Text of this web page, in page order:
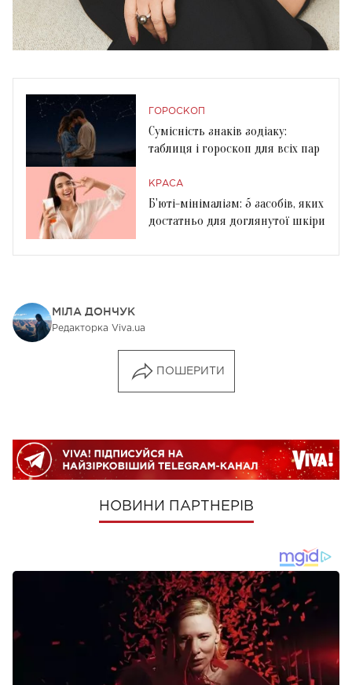
ГОРОСКОП
Сумісність знаків зодіаку:
таблиця і гороскоп для всіх пар
КРАСА
Б'юті-мінімалізм: 5 засобів, яких
достатньо для доглянутої шкіри
МІЛА ДОНЧУК
Редакторка Viva.ua
ПОШЕРИТИ
НОВИНИ ПАРТНЕРІВ